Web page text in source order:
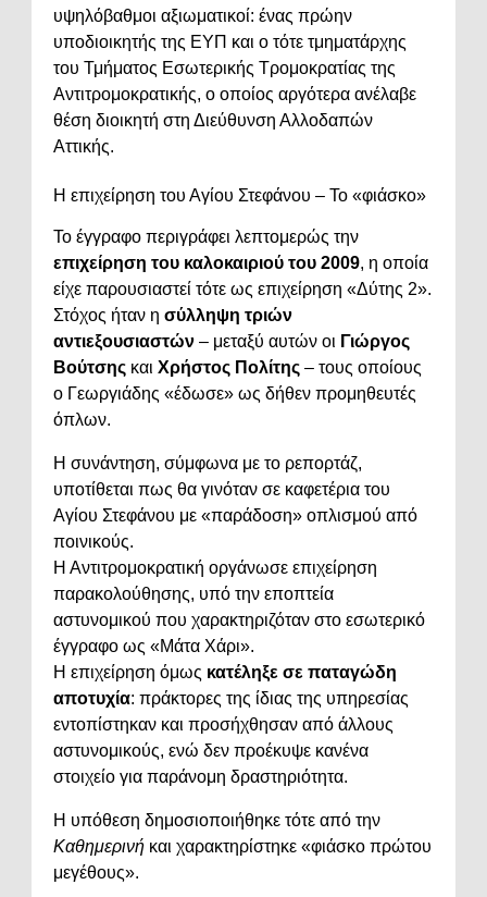
υψηλόβαθμοι αξιωματικοί: ένας πρώην
υποδιοικητής της ΕΥΠ και ο τότε τμηματάρχης
του Τμήματος Εσωτερικής Τρομοκρατίας της
Αντιτρομοκρατικής, ο οποίος αργότερα ανέλαβε
θέση διοικητή στη Διεύθυνση Αλλοδαπών
Αττικής.
Η επιχείρηση του Αγίου Στεφάνου – Το «φιάσκο»
Το έγγραφο περιγράφει λεπτομερώς την
επιχείρηση του καλοκαιριού του 2009, η οποία
είχε παρουσιαστεί τότε ως επιχείρηση «Δύτης 2».
Στόχος ήταν η σύλληψη τριών
αντιεξουσιαστών – μεταξύ αυτών οι Γιώργος
Βούτσης και Χρήστος Πολίτης – τους οποίους
ο Γεωργιάδης «έδωσε» ως δήθεν προμηθευτές
όπλων.
Η συνάντηση, σύμφωνα με το ρεπορτάζ,
υποτίθεται πως θα γινόταν σε καφετέρια του
Αγίου Στεφάνου με «παράδοση» οπλισμού από
ποινικούς.
Η Αντιτρομοκρατική οργάνωσε επιχείρηση
παρακολούθησης, υπό την εποπτεία
αστυνομικού που χαρακτηριζόταν στο εσωτερικό
έγγραφο ως «Μάτα Χάρι».
Η επιχείρηση όμως κατέληξε σε παταγώδη
αποτυχία: πράκτορες της ίδιας της υπηρεσίας
εντοπίστηκαν και προσήχθησαν από άλλους
αστυνομικούς, ενώ δεν προέκυψε κανένα
στοιχείο για παράνομη δραστηριότητα.
Η υπόθεση δημοσιοποιήθηκε τότε από την
Καθημερινή και χαρακτηρίστηκε «φιάσκο πρώτου
μεγέθους».